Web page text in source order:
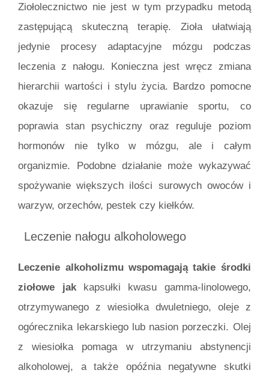
Ziołolecznictwo nie jest w tym przypadku metodą
zastępującą skuteczną terapię. Zioła ułatwiają
jedynie procesy adaptacyjne mózgu podczas
leczenia z nałogu. Konieczna jest wręcz zmiana
hierarchii wartości i stylu życia. Bardzo pomocne
okazuje się regularne uprawianie sportu, co
poprawia stan psychiczny oraz reguluje poziom
hormonów nie tylko w mózgu, ale i całym
organizmie. Podobne działanie może wykazywać
spożywanie większych ilości surowych owoców i
warzyw, orzechów, pestek czy kiełków.
Leczenie nałogu alkoholowego
Leczenie alkoholizmu wspomagają takie środki
ziołowe jakkapsułki kwasu gamma-linolowego,
otrzymywanego z wiesiołka dwuletniego, oleje z
ogórecznika lekarskiego lub nasion porzeczki. Olej
z wiesiołka pomaga w utrzymaniu abstynencji
alkoholowej, a także opóźnia negatywne skutki